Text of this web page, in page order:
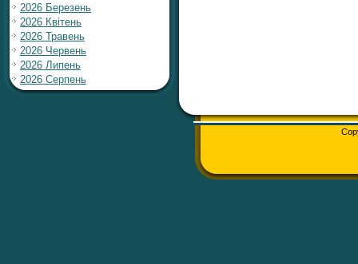
2026 Березень
2026 Квітень
2026 Травень
2026 Червень
2026 Липень
2026 Серпень